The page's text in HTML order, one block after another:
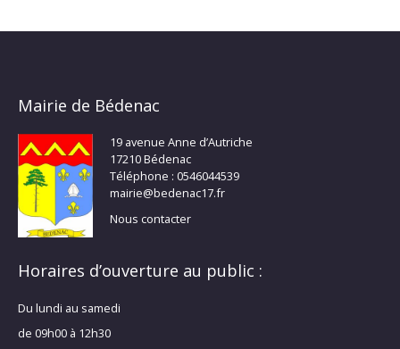
Mairie de Bédenac
19 avenue Anne d’Autriche
17210 Bédenac
Téléphone : 0546044539
mairie@bedenac17.fr
Nous contacter
Horaires d’ouverture au public :
Du lundi au samedi
de 09h00 à 12h30